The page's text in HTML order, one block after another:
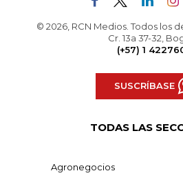
© 2026, RCN Medios. Todos los
Cr. 13a 37-32,
(+57) 1
SUSCRÍBASE
TODAS LAS
Agronegocios